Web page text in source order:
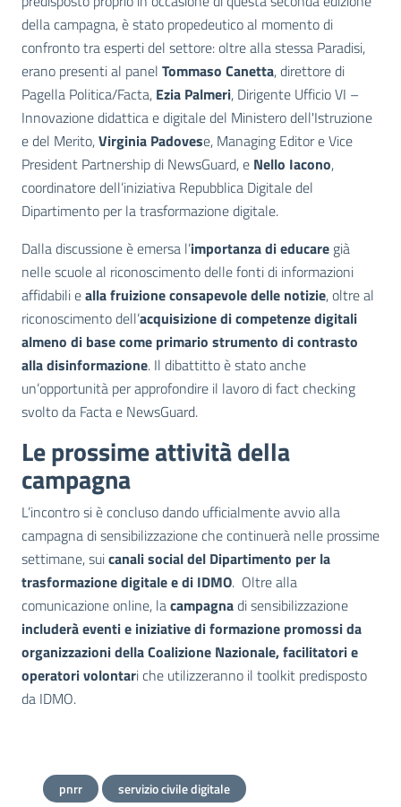
della campagna, è stato propedeutico al momento di
confronto tra esperti del settore: oltre alla stessa Paradisi,
erano presenti al panel Tommaso Canetta, direttore di
Pagella Politica/Facta, Ezia Palmeri, Dirigente Ufficio VI –
Innovazione didattica e digitale del Ministero dell'Istruzione
e del Merito,Virginia Padovese, Managing Editor e Vice
President Partnership di NewsGuard, e Nello Iacono,
coordinatore dell’iniziativa Repubblica Digitale del
Dipartimento per la trasformazione digitale.
Dalla discussione è emersa l’importanza di educare già
nelle scuole al riconoscimento delle fonti di informazioni
affidabili ealla fruizione consapevole delle notizie, oltre al
riconoscimento dell’acquisizione di competenze digitali
almeno di base come primario strumento di contrasto
alla disinformazione. Il dibattitto è stato anche
un’opportunità per approfondire il lavoro di fact checking
svolto da Facta e NewsGuard.
Le prossime attività della
campagna
L’incontro si è concluso dando ufficialmente avvio alla
campagna di sensibilizzazione che continuerà nelle prossime
settimane, suicanali social del Dipartimento per la
trasformazione digitale e di IDMO. Oltre alla
comunicazione online, lacampagnadi sensibilizzazione
includeràeventi e iniziative di formazione promossi da
organizzazioni della Coalizione Nazionale, facilitatori e
operatori volontari che utilizzeranno il toolkit predisposto
da IDMO.
pnrr
servizio civile digitale